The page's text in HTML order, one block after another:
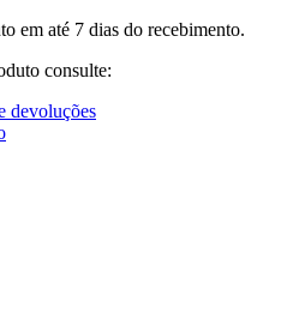
em até 7 dias do recebimento.
consulte:
devoluções